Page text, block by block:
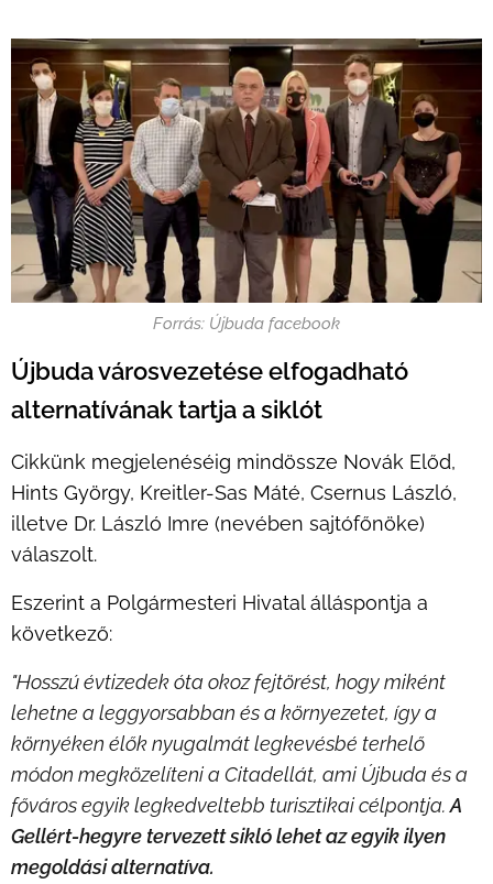
Forrás: Újbuda facebook
Újbuda városvezetése elfogadható
alternatívának tartja a siklót
Cikkünk megjelenéséig mindössze Novák Előd,
Hints György, Kreitler-Sas Máté, Csernus László,
illetve Dr. László Imre (nevében sajtófőnöke)
válaszolt.
Eszerint a Polgármesteri Hivatal álláspontja a
következő:
"Hosszú évtizedek óta okoz fejtörést, hogy miként
lehetne a leggyorsabban és a környezetet, így a
környéken élők nyugalmát legkevésbé terhelő
módon megközelíteni a Citadellát, ami Újbuda és a
főváros egyik legkedveltebb turisztikai célpontja.A
Gellért-hegyre tervezett sikló lehet az egyik ilyen
megoldási alternatíva.